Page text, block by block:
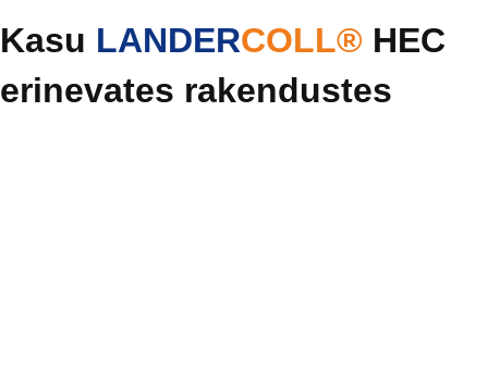
Kasu LANDERCOLL® HEC
erinevates rakendustes